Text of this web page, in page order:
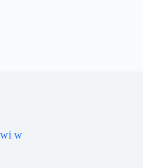
w